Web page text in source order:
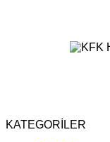
KATEGORİLER